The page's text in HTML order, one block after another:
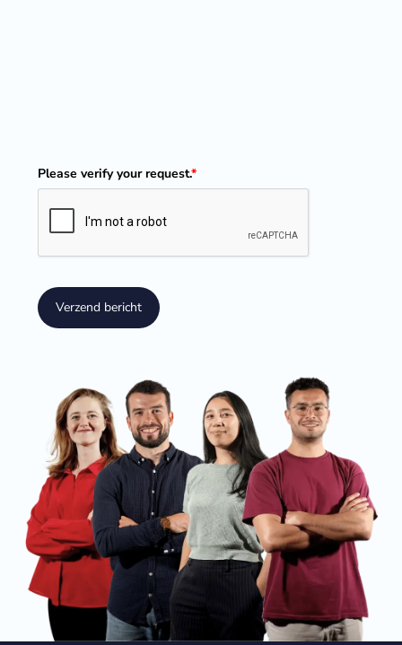
Please verify your request.*
Verzend bericht